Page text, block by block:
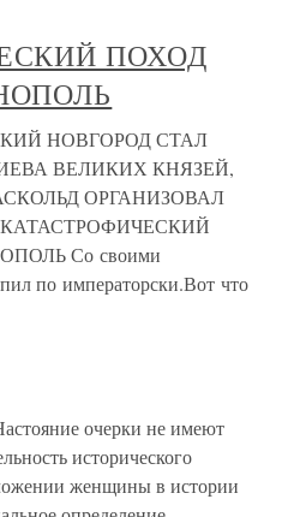
ПОХОД
НОВГОРОД СТАЛ
ВЕЛИКИХ КНЯЗЕЙ,
ОРГАНИЗОВАЛ
Со своими
по императорски.Вот что
очерки не имеют
исторического
женщины в истории